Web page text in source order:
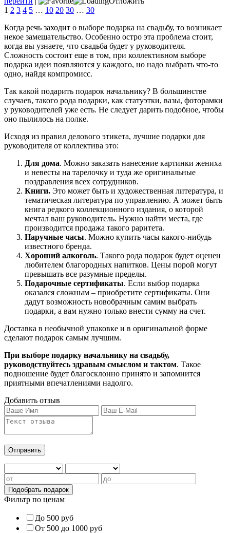
1 2 3 4 5 … 10 20 30 … 30
Когда речь заходит о выборе подарка на свадьбу, то возникает
некое замешательство. Особенно остро эта проблема стоит,
когда вы узнаете, что свадьба будет у руководителя.
Сложность состоит еще в том, при коллективном выборе
подарка идеи появляются у каждого, но надо выбрать что-то
одно, найдя компромисс.
Так какой подарить подарок начальнику? В большинстве
случаев, такого рода подарки, как статуэтки, вазы, фоторамки
у руководителей уже есть. Не следует дарить подобное, чтобы
оно пылилось на полке.
Исходя из правил делового этикета, лучшие подарки для
руководителя от коллектива это:
Для дома. Можно заказать нанесение картинки жениха
и невесты на тарелочку и туда же оригинальные
поздравления всех сотрудников.
Книги. Это может быть и художественная литература, и
тематическая литература по управлению. А может быть
книга редкого коллекционного издания, о которой
мечтал ваш руководитель. Нужно найти места, где
производится продажа такого раритета.
Наручные часы. Можно купить часы какого-нибудь
известного бренда.
Хороший алкоголь. Такого рода подарок будет оценен
любителем благородных напитков. Цены порой могут
превышать все разумные пределы.
Подарочные сертификаты. Если выбор подарка
оказался сложным – приобретите сертификаты. Они
дадут возможность новобрачным самим выбрать
подарки, а вам нужно только внести сумму на счет.
Доставка в необычной упаковке и в оригинальной форме
сделают подарок самым лучшим.
При выборе подарку начальнику на свадьбу,
руководствуйтесь здравым смыслом и тактом. Такое
подношение будет благосклонно принято и запомнится
приятными впечатлениями надолго.
Добавить отзыв
Фильтр по ценам
До 500 руб
От 500 до 1000 руб